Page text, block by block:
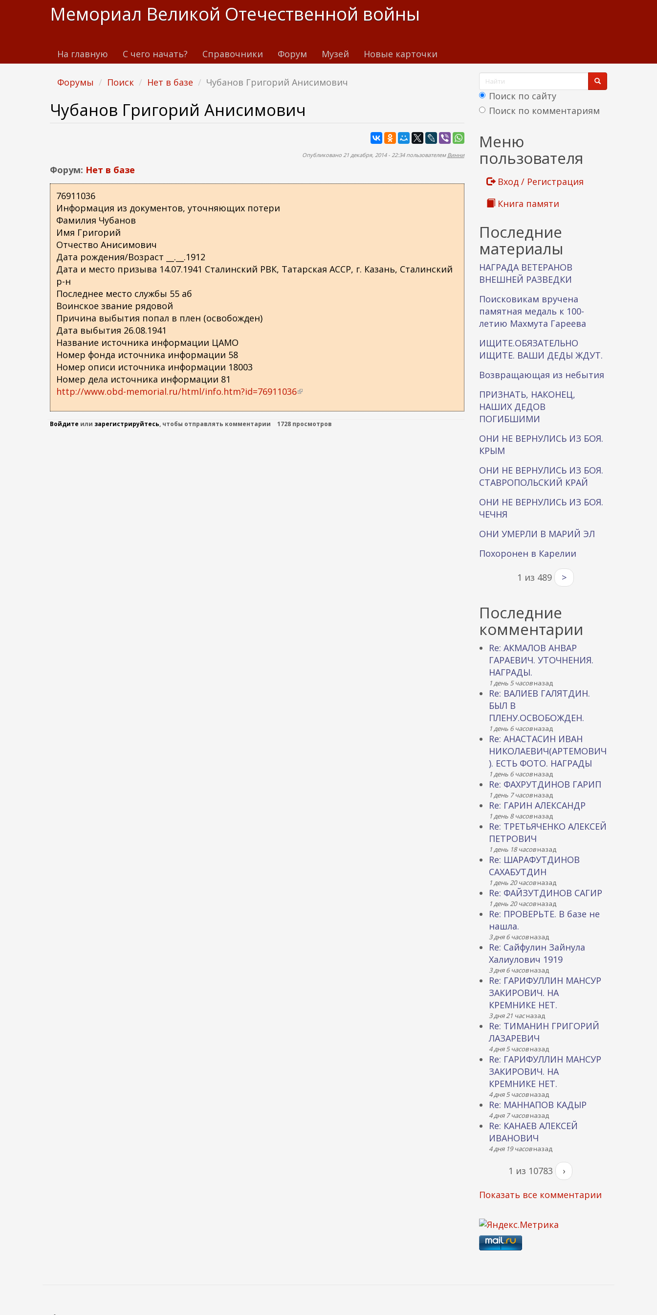
т
Мемориал Великой Отечественной войны
На главную С чего начать? Справочники Форум Музей Новые карточки
Форумы Поиск Нет в базе Чубанов Григорий Анисимович
Чубанов Григорий Анисимович
Опубликовано 21 декабря, 2014 - 22:34 пользователем Винни
Форум: Нет в базе
76911036
Информация из документов, уточняющих потери
Фамилия Чубанов
Имя Григорий
Отчество Анисимович
Дата рождения/Возраст __.__.1912
Дата и место призыва 14.07.1941 Сталинский РВК, Татарская АССР, г. Казань, Сталинский
р-н
Последнее место службы 55 аб
Воинское звание рядовой
Причина выбытия попал в плен (освобожден)
Дата выбытия 26.08.1941
Название источника информации ЦАМО
Номер фонда источника информации 58
Номер описи источника информации 18003
Номер дела источника информации 81
http://www.obd-memorial.ru/html/info.htm?id=76911036(
е
Войдите или зарегистрируйтесь, чтобы отправлять комментарии 1728 просмотров
Ф
о
р
а
п
о
и
к
а
Поиск по сайту
Поиск по комментариям
Меню
пользователя
Вход / Регистрация
Книга памяти
Последние
материалы
НАГРАДА ВЕТЕРАНОВ
ВНЕШНЕЙ РАЗВЕДКИ
Поисковикам вручена
памятная медаль к 100-
летию Махмута Гареева
ИЩИТЕ.ОБЯЗАТЕЛЬНО
ИЩИТЕ. ВАШИ ДЕДЫ ЖДУТ.
Возвращающая из небытия
ПРИЗНАТЬ, НАКОНЕЦ,
НАШИХ ДЕДОВ
ПОГИБШИМИ
ОНИ НЕ ВЕРНУЛИСЬ ИЗ БОЯ.
КРЫМ
ОНИ НЕ ВЕРНУЛИСЬ ИЗ БОЯ.
СТАВРОПОЛЬСКИЙ КРАЙ
ОНИ НЕ ВЕРНУЛИСЬ ИЗ БОЯ.
ЧЕЧНЯ
ОНИ УМЕРЛИ В МАРИЙ ЭЛ
Похоронен в Карелии
1 из 489 >
Последние
комментарии
Re: АКМАЛОВ АНВАР
ГАРАЕВИЧ. УТОЧНЕНИЯ.
НАГРАДЫ.
1 день 5 часовназад
Re: ВАЛИЕВ ГАЛЯТДИН.
БЫЛ В
ПЛЕНУ.ОСВОБОЖДЕН.
1 день 6 часовназад
Re: АНАСТАСИН ИВАН
НИКОЛАЕВИЧ(АРТЕМОВИЧ
). ЕСТЬ ФОТО. НАГРАДЫ
1 день 6 часовназад
Re: ФАХРУТДИНОВ ГАРИП
1 день 7 часовназад
Re: ГАРИН АЛЕКСАНДР
1 день 8 часовназад
Re: ТРЕТЬЯЧЕНКО АЛЕКСЕЙ
ПЕТРОВИЧ
1 день 18 часовназад
Re: ШАРАФУТДИНОВ
САХАБУТДИН
1 день 20 часовназад
Re: ФАЙЗУТДИНОВ САГИР
1 день 20 часовназад
Re: ПРОВЕРЬТЕ. В базе не
нашла.
3 дня 6 часовназад
Re: Сайфулин Зайнула
Халиулович 1919
3 дня 6 часовназад
Re: ГАРИФУЛЛИН МАНСУР
ЗАКИРОВИЧ. НА
КРЕМНИКЕ НЕТ.
3 дня 21 часназад
Re: ТИМАНИН ГРИГОРИЙ
ЛАЗАРЕВИЧ
4 дня 5 часовназад
Re: ГАРИФУЛЛИН МАНСУР
ЗАКИРОВИЧ. НА
КРЕМНИКЕ НЕТ.
4 дня 5 часовназад
Re: МАННАПОВ КАДЫР
4 дня 7 часовназад
Re: КАНАЕВ АЛЕКСЕЙ
ИВАНОВИЧ
4 дня 19 часовназад
1 из 10783 ›
Показать все комментарии